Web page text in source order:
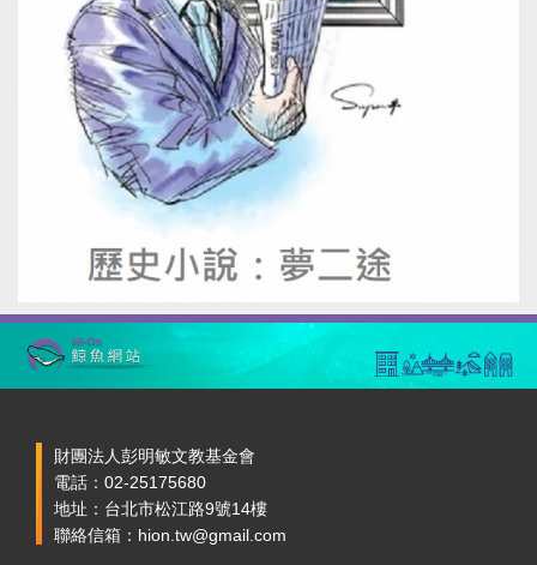
財團法人彭明敏文教基金會
電話：02-25175680
地址：台北市松江路9號14樓
聯絡信箱：hion.tw@gmail.com